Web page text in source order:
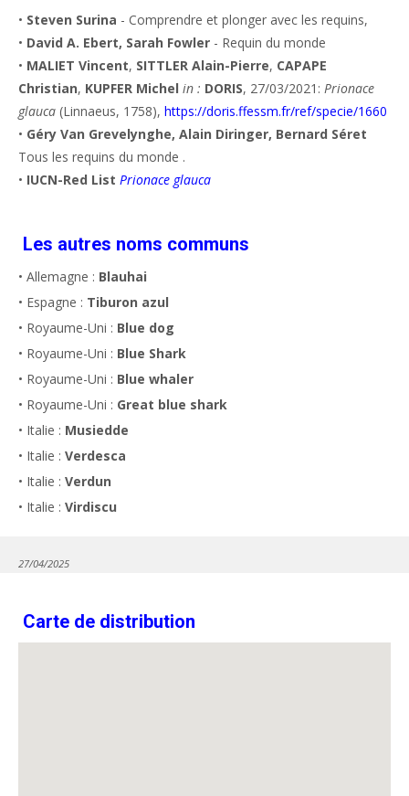
• Steven Surina - Comprendre et plonger avec les requins,
• David A. Ebert, Sarah Fowler - Requin du monde
• MALIET Vincent, SITTLER Alain-Pierre, CAPAPE
Christian, KUPFER Michel in : DORIS, 27/03/2021: Prionace
glauca (Linnaeus, 1758), https://doris.ffessm.fr/ref/specie/1660
• Géry Van Grevelynghe, Alain Diringer, Bernard Séret
Tous les requins du monde .
• IUCN-Red List Prionace glauca
Les autres noms communs
• Allemagne : Blauhai
• Espagne : Tiburon azul
• Royaume-Uni : Blue dog
• Royaume-Uni : Blue Shark
• Royaume-Uni : Blue whaler
• Royaume-Uni : Great blue shark
• Italie : Musiedde
• Italie : Verdesca
• Italie : Verdun
• Italie : Virdiscu
27/04/2025
Carte de distribution